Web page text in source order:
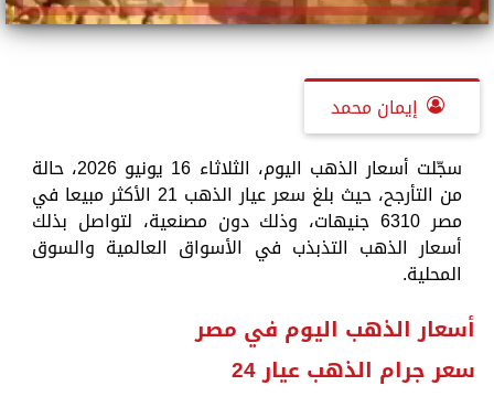
إيمان محمد
سجّلت أسعار الذهب اليوم، الثلاثاء 16 يونيو 2026، حالة
من التأرجح، حيث بلغ سعر عيار الذهب 21 الأكثر مبيعا في
مصر 6310 جنيهات، وذلك دون مصنعية، لتواصل بذلك
أسعار الذهب التذبذب في الأسواق العالمية والسوق
المحلية.
أسعار الذهب اليوم في مصر
سعر جرام الذهب عيار 24